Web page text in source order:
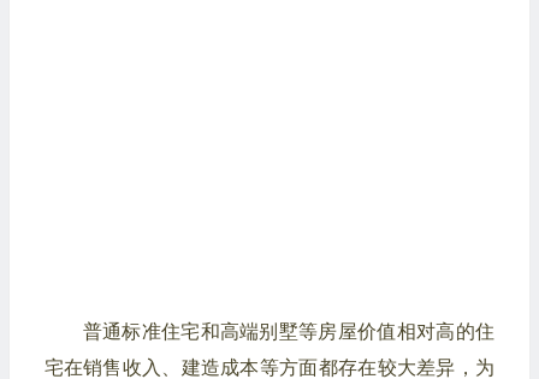
普通标准住宅和高端别墅等房屋价值相对高的住
宅在销售收入、建造成本等方面都存在较大差异，为